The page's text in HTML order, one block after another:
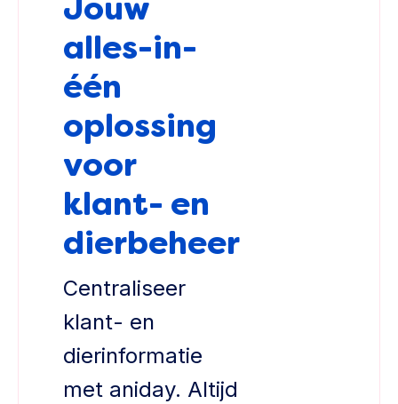
Jouw
alles-in-
één
oplossing
voor
klant- en
dierbeheer
Centraliseer
klant- en
dierinformatie
met aniday. Altijd